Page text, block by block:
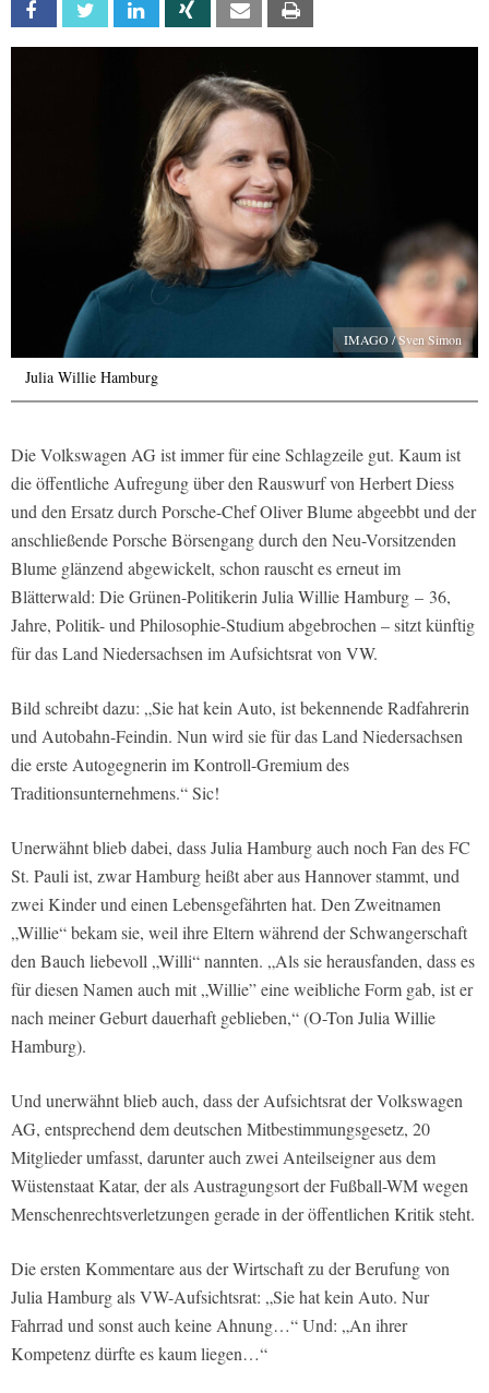
Facebook Twitter Linkedin Xing Email
IMAGO / Sven Simon
Julia Willie Hamburg
Die Volkswagen AG ist immer für eine Schlagzeile gut. Kaum ist
die öffentliche Aufregung über den Rauswurf von Herbert Diess
und den Ersatz durch Porsche-Chef Oliver Blume abgeebbt und der
anschließende Porsche Börsengang durch den Neu-Vorsitzenden
Blume glänzend abgewickelt, schon rauscht es erneut im
Blätterwald: Die Grünen-Politikerin Julia Willie Hamburg – 36,
Jahre, Politik- und Philosophie-Studium abgebrochen – sitzt künftig
für das Land Niedersachsen im Aufsichtsrat von VW.
Bild schreibt dazu: „Sie hat kein Auto, ist bekennende Radfahrerin
und Autobahn-Feindin. Nun wird sie für das Land Niedersachsen
die erste Autogegnerin im Kontroll-Gremium des
Traditionsunternehmens.“ Sic!
Unerwähnt blieb dabei, dass Julia Hamburg auch noch Fan des FC
St. Pauli ist, zwar Hamburg heißt aber aus Hannover stammt, und
zwei Kinder und einen Lebensgefährten hat. Den Zweitnamen
„Willie“ bekam sie, weil ihre Eltern während der Schwangerschaft
den Bauch liebevoll „Willi“ nannten. „Als sie herausfanden, dass es
für diesen Namen auch mit „Willie” eine weibliche Form gab, ist er
nach meiner Geburt dauerhaft geblieben,“ (O-Ton Julia Willie
Hamburg).
Und unerwähnt blieb auch, dass der Aufsichtsrat der Volkswagen
AG, entsprechend dem deutschen Mitbestimmungsgesetz, 20
Mitglieder umfasst, darunter auch zwei Anteilseigner aus dem
Wüstenstaat Katar, der als Austragungsort der Fußball-WM wegen
Menschenrechtsverletzungen gerade in der öffentlichen Kritik steht.
Die ersten Kommentare aus der Wirtschaft zu der Berufung von
Julia Hamburg als VW-Aufsichtsrat: „Sie hat kein Auto. Nur
Fahrrad und sonst auch keine Ahnung…“ Und: „An ihrer
Kompetenz dürfte es kaum liegen…“